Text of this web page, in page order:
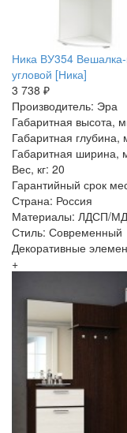
Ника ВУ354
угловой [Ника]
3 738 ₽
Производитель: Эра
Габаритная высота,
Габаритная
Габаритная ширина,
Вес, кг: 20
Гарантийный срок
Страна: Россия
Материалы: ЛДСП/
Стиль: Современный
Декоративные
+